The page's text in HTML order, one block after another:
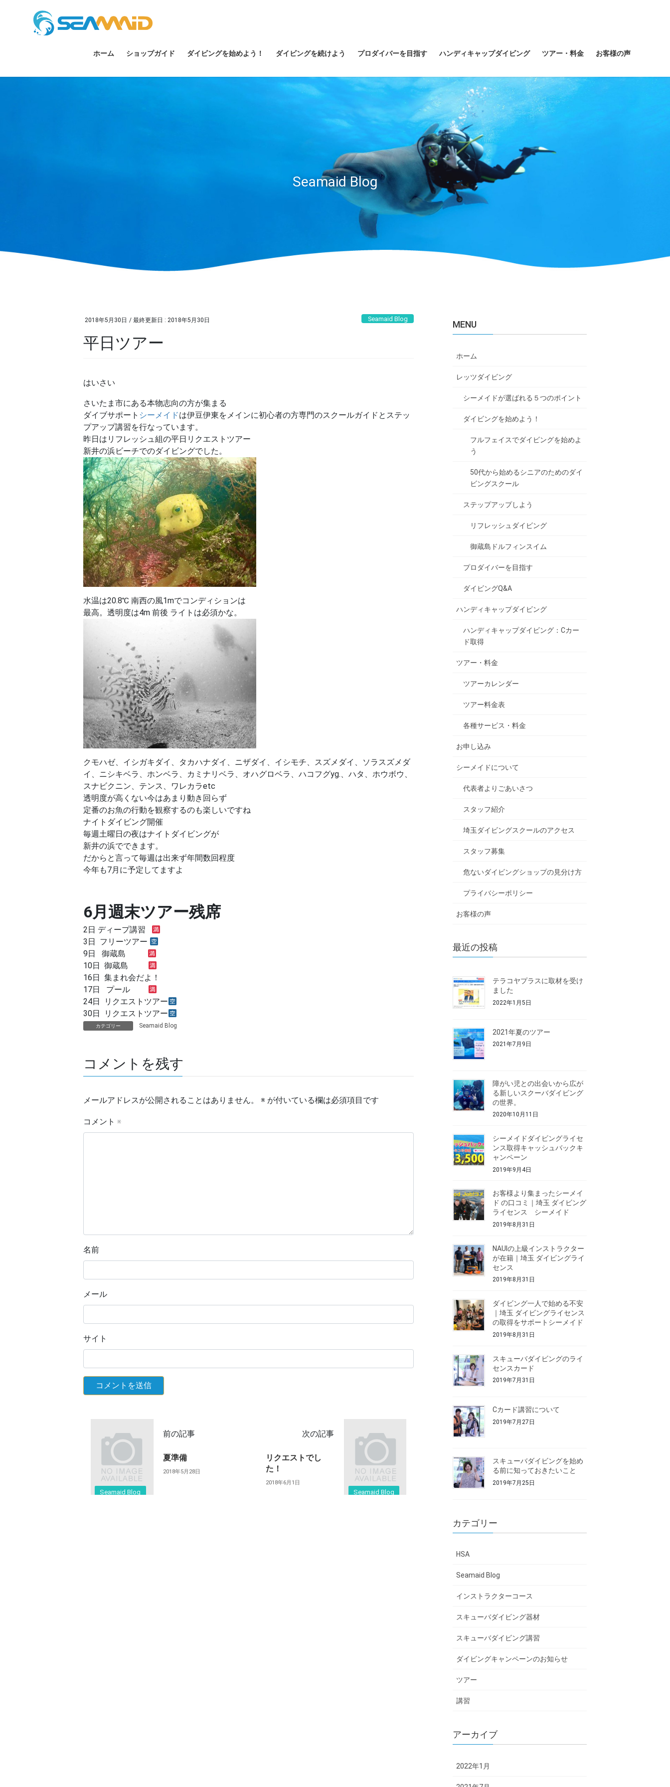
ホーム ショップガイド ダイビングを始めよう！ ダイビングを続けよう プロダイバーを目指す ハンディキャップダイビング ツアー・料金 お客様の声
Seamaid Blog
2018年5月30日 / 最終更新日 : 2018年5月30日 Seamaid Blog
平日ツアー
はいさい
さいたま市にある本物志向の方が集まる
ダイブサポート シーメイドは伊豆伊東をメインに初心者の方専門のスクールガイドとステッ
プアップ講習を行なっています。
昨日はリフレッシュ組の平日リクエストツアー
新井の浜ビーチでのダイビングでした。
水温は20.8℃ 南西の風1mでコンディションは
最高。透明度は4m 前後 ライトは必須かな。
クモハゼ、イシガキダイ、タカハナダイ、ニザダイ、イシモチ、スズメダイ、ソラスズメダ
イ、ニシキベラ、ホンベラ、カミナリベラ、オハグロベラ、ハコフグyg.、ハタ、ホウボウ、
スナビクニン、テンス、ワレカラetc
透明度が高くない今はあまり動き回らず
定番のお魚の行動を観察するのも楽しいですね
ナイトダイビング開催
毎週土曜日の夜はナイトダイビングが
新井の浜でできます。
だからと言って毎週は出来ず年間数回程度
今年も7月に予定してますよ
6月週末ツアー残席
2日 ディープ講習
3日 フリーツアー
9日 御蔵島
10日 御蔵島
16日 集まれ会だよ！
17日 プール
24日 リクエストツアー
30日 リクエストツアー
カテゴリー Seamaid Blog
コメントを残す
メールアドレスが公開されることはありません。 ※ が付いている欄は必須項目です
コメント ※
名前
メール
サイト
Seamaid Blog
前の記事
夏準備
2018年5月28日
Seamaid Blog
次の記事
リクエストでし
た！
2018年6月1日
MENU
ホーム
レッツダイビング
シーメイドが選ばれる５つのポイント
ダイビングを始めよう！
フルフェイスでダイビングを始めよ
う
50代から始めるシニアのためのダイ
ビングスクール
ステップアップしよう
リフレッシュダイビング
御蔵島ドルフィンスイム
プロダイバーを目指す
ダイビングQ&A
ハンディキャップダイビング
ハンディキャップダイビング：Cカー
ド取得
ツアー・料金
ツアーカレンダー
ツアー料金表
各種サービス・料金
お申し込み
シーメイドについて
代表者よりごあいさつ
スタッフ紹介
埼玉ダイビングスクールのアクセス
スタッフ募集
危ないダイビングショップの見分け方
プライバシーポリシー
お客様の声
最近の投稿
テラコヤプラスに取材を受け
ました
2022年1月5日
2021年夏のツアー
2021年7月9日
障がい児との出会いから広が
る新しいスクーバダイビング
の世界。
2020年10月11日
シーメイドダイビングライセ
ンス取得キャッシュバックキ
ャンペーン
2019年9月4日
お客様より集まったシーメイ
ド の口コミ｜埼玉 ダイビング
ライセンス シーメイド
2019年8月31日
NAUIの上級インストラクター
が在籍｜埼玉 ダイビングライ
センス
2019年8月31日
ダイビング一人で始める不安
｜埼玉 ダイビングライセンス
の取得をサポートシーメイド
2019年8月31日
スキューバダイビングのライ
センスカード
2019年7月31日
Cカード講習について
2019年7月27日
スキューバダイビングを始め
る前に知っておきたいこと
2019年7月25日
カテゴリー
HSA
Seamaid Blog
インストラクターコース
スキューバダイビング器材
スキューバダイビング講習
ダイビングキャンペーンのお知らせ
ツアー
講習
アーカイブ
2022年1月